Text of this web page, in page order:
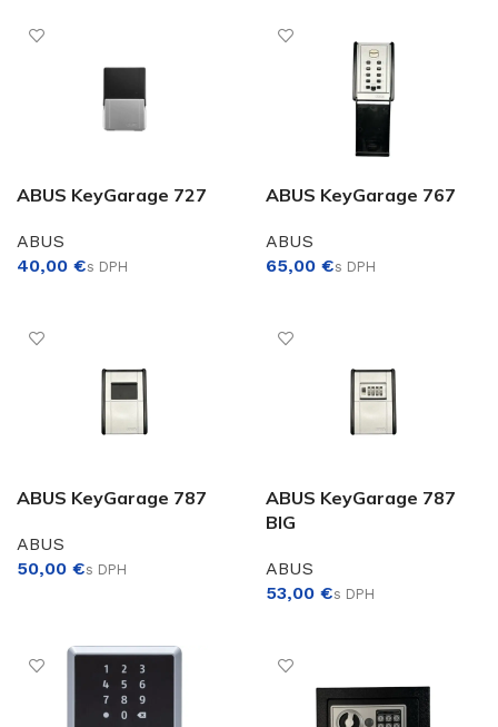
ABUS KeyGarage 727
ABUS
€
ABUS KeyGarage 767
ABUS
€
ABUS KeyGarage 787
ABUS
€
ABUS KeyGarage 787
BIG
ABUS
€